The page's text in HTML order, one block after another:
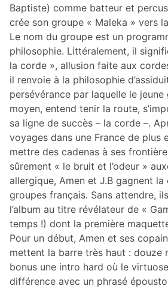
Baptiste) comme batteur et
crée son groupe « Maleka » vers
Le nom du groupe est un
philosophie. Littéralement, il
la corde », allusion faite aux
il renvoie à la philosophie
persévérance par laquelle le jeune
moyen, entend tenir la route,
sa ligne de succès – la corde –.
voyages dans une France de plus
mettre des cadenas à ses
sûrement « le bruit et l’odeur »
allergique, Amen et J.B gagnent
groupes français. Sans attendre,
l’album au titre révélateur de «
temps !) dont la première
Pour un début, Amen et ses
mettent la barre très haut : douze
bonus une intro hard où le
différence avec un phrasé